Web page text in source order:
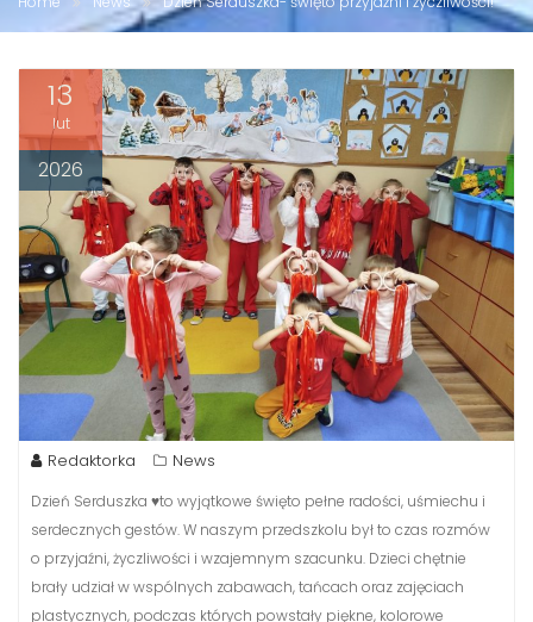
13
lut
2026
Redaktorka News
Dzień Serduszka ♥️to wyjątkowe święto pełne radości, uśmiechu i
serdecznych gestów. W naszym przedszkolu był to czas rozmów
o przyjaźni, życzliwości i wzajemnym szacunku. Dzieci chętnie
brały udział w wspólnych zabawach, tańcach oraz zajęciach
plastycznych, podczas których powstały piękne, kolorowe